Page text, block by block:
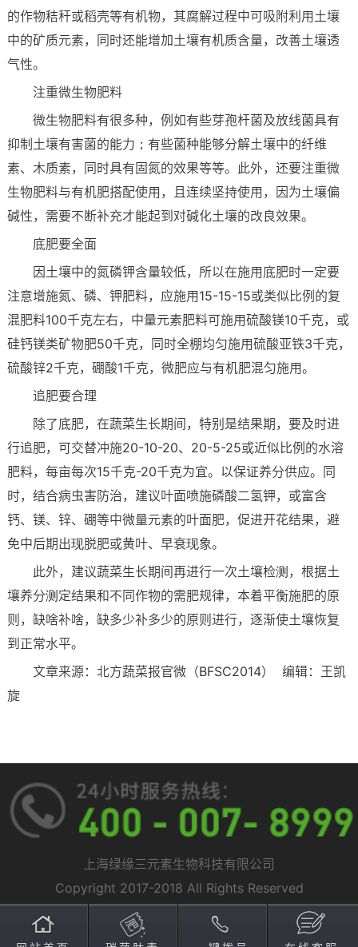
的作物秸秆或稻壳等有机物，其腐解过程中可吸附利用土壤
中的矿质元素，同时还能增加土壤有机质含量，改善土壤透
气性。
注重微生物肥料
微生物肥料有很多种，例如有些芽孢杆菌及放线菌具有
抑制土壤有害菌的能力；有些菌种能够分解土壤中的纤维
素、木质素，同时具有固氮的效果等等。此外，还要注重微
生物肥料与有机肥搭配使用，且连续坚持使用，因为土壤偏
碱性，需要不断补充才能起到对碱化土壤的改良效果。
底肥要全面
因土壤中的氮磷钾含量较低，所以在施用底肥时一定要
注意增施氮、磷、钾肥料，应施用15-15-15或类似比例的复
混肥料100千克左右，中量元素肥料可施用硫酸镁10千克，或
硅钙镁类矿物肥50千克，同时全棚均匀施用硫酸亚铁3千克，
硫酸锌2千克，硼酸1千克，微肥应与有机肥混匀施用。
追肥要合理
除了底肥，在蔬菜生长期间，特别是结果期，要及时进
行追肥，可交替冲施20-10-20、20-5-25或近似比例的水溶
肥料，每亩每次15千克-20千克为宜。以保证养分供应。同
时，结合病虫害防治，建议叶面喷施磷酸二氢钾，或富含
钙、镁、锌、硼等中微量元素的叶面肥，促进开花结果，避
免中后期出现脱肥或黄叶、早衰现象。
此外，建议蔬菜生长期间再进行一次土壤检测，根据土
壤养分测定结果和不同作物的需肥规律，本着平衡施肥的原
则，缺啥补啥，缺多少补多少的原则进行，逐渐使土壤恢复
到正常水平。
文章来源：北方蔬菜报官微（BFSC2014） 编辑：王凯
旋
上海绿缘三元素生物科技有限公司
Copyright 2017-2018 All Rights Reserved